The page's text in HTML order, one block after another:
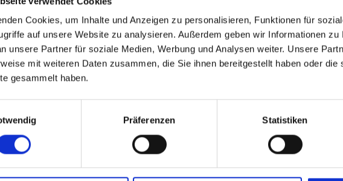
Cookies, um Inhalte und Anzeigen zu personalisieren, Funktionen für
auf unsere Website zu analysieren. Außerdem geben wir Informationen zu
unsere Partner für soziale Medien, Werbung und Analysen weiter. Unsere
mit weiteren Daten zusammen, die Sie ihnen bereitgestellt haben oder
gesammelt haben.
Präferenzen Statistiken
Datenschutz